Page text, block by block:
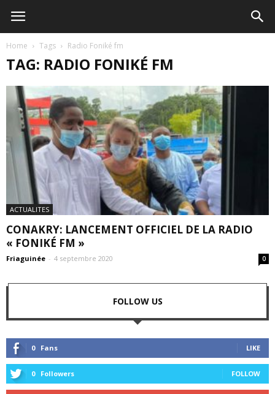
Home Tags Radio Foniké fm
TAG: RADIO FONIKÉ FM
ACTUALITES
CONAKRY: LANCEMENT OFFICIEL DE LA RADIO
« FONIKÉ FM »
Friaguinée - 4 septembre 2020 0
FOLLOW US
0 Fans LIKE
0 Followers FOLLOW